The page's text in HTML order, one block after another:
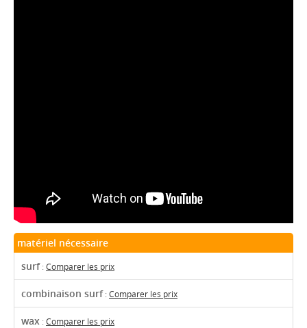
matériel nécessaire
surf:Comparer les prix
combinaison surf:Comparer les prix
wax :Comparer les prix